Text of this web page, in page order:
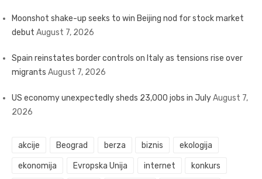
Moonshot shake-up seeks to win Beijing nod for stock market
debut August 7, 2026
Spain reinstates border controls on Italy as tensions rise over
migrants August 7, 2026
US economy unexpectedly sheds 23,000 jobs in JulyAugust 7,
2026
akcije Beograd berza biznis ekologija
ekonomija Evropska Unija internet konkurs